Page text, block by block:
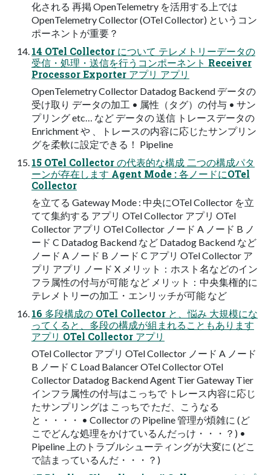
化される 再掲 OpenTelemetry を活⽤する上では
OpenTelemetry Collector (OTel Collector) というコン
ポーネントが重要？
14 OTel Collector について テレメトリーデータの
受信・処理・送信を⾏うコンポーネント Receiver
Processor Exporter アプリ アプリ
OpenTelemetry Collector Datadog Backend データの
受け取り データの加⼯ • 属性（タグ）の付与 • サン
プリング etc… など データの 送信 トレースデータの
Enrichment や 、トレースの内容に応じたサンプリン
グを柔軟に設定できる！ Pipeline
15 OTel Collector の代表的な構成 ⼆つの構成パタ
ーンが存在します Agent Mode : 各ノードにOTel
Collector
を⽴てる Gateway Mode : 中央にOTel Collector を⽴
てて集約する アプリ OTel Collector アプリ OTel
Collector アプリ OTel Collector ノード A ノード B ノ
ード C Datadog Backend など Datadog Backend など
ノード A ノード B ノード C アプリ OTel Collector ア
プリ アプリ ノード X メリット：ホスト名などのイン
フラ属性の付与が可能 など メリット：中央集権的に
テレメトリーの加⼯・エンリッチが可能 など
16 多段構成の OTel Collector と、悩み ⼤規模にな
ってくると、多段の構成が組まれることもあります
アプリ OTel Collector アプリ
OTel Collector アプリ OTel Collector ノード A ノード
B ノード C Load Balancer OTel Collector OTel
Collector Datadog Backend Agent Tier Gateway Tier
インフラ属性の付与はこっちで トレース内容に応じ
たサンプリングは こっちで ただ、こうなる
と・・・・ • Collector の Pipeline 管理が煩雑に (ど
こでどんな処理をかけているんだっけ・・・？) •
Pipeline 上のトラブルシューティングが⼤変に (どこ
で詰まっているんだ・・・？)